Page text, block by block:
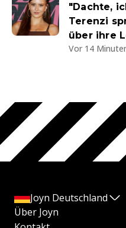
"Dachte,
Terenzi
über ihre
Vor 14
Joyn Deutschland
Über Joyn